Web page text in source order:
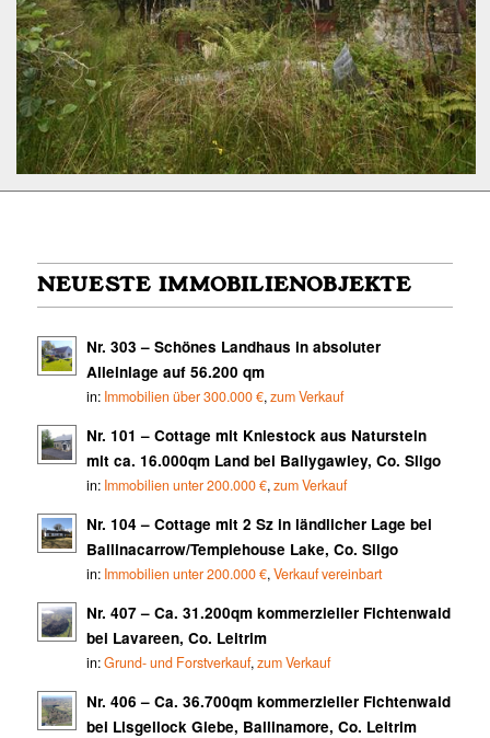
NEUESTE IMMOBILIENOBJEKTE
Nr. 303 – Schönes Landhaus in absoluter
Alleinlage auf 56.200 qm
in: Immobilien über 300.000 €,zum Verkauf
Nr. 101 – Cottage mit Kniestock aus Naturstein
mit ca. 16.000qm Land bei Ballygawley, Co. Sligo
in: Immobilien unter 200.000 €,zum Verkauf
Nr. 104 – Cottage mit 2 Sz in ländlicher Lage bei
Ballinacarrow/Templehouse Lake, Co. Sligo
in: Immobilien unter 200.000 €,Verkauf vereinbart
Nr. 407 – Ca. 31.200qm kommerzieller Fichtenwald
bei Lavareen, Co. Leitrim
in:Grund- und Forstverkauf,zum Verkauf
Nr. 406 – Ca. 36.700qm kommerzieller Fichtenwald
bei Lisgellock Glebe, Ballinamore, Co. Leitrim